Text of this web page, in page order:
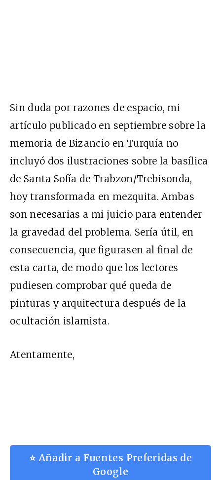
Sin duda por razones de espacio, mi
artículo publicado en septiembre sobre la
memoria de Bizancio en Turquía no
incluyó dos ilustraciones sobre la basílica
de Santa Sofía de Trabzon/Trebisonda,
hoy transformada en mezquita. Ambas
son necesarias a mi juicio para entender
la gravedad del problema. Sería útil, en
consecuencia, que figurasen al final de
esta carta, de modo que los lectores
pudiesen comprobar qué queda de
pinturas y arquitectura después de la
ocultación islamista.
Atentamente,
⭐ Añadir a Fuentes Preferidas de
Google